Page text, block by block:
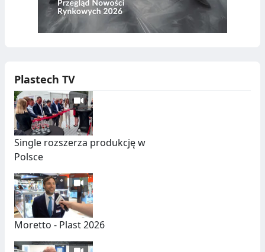
Plastech TV
Single rozszerza produkcję w
Polsce
Moretto - Plast 2026